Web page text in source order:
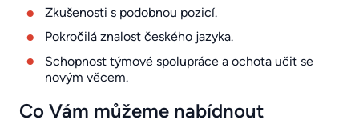
Zkušenosti s podobnou pozicí.
Pokročilá znalost českého jazyka.
Schopnost týmové spolupráce a ochota učit se
novým věcem.
Co Vám můžeme nabídnout